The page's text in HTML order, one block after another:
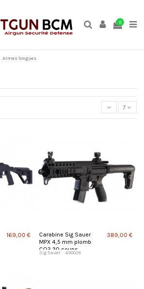
0
Armes longues
7
169,00 €
Carabine Sig Sauer
MPX 4,5 mm plomb
CO2 30 coups
Sig Sauer 490028
389,00 €